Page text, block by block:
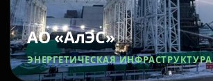
АО «АлЭС»
ЭНЕРГЕТИЧЕСКАЯ ИНФРАСТРУКТУРА